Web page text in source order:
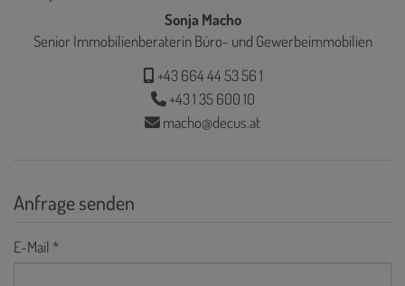
Sonja Macho
Senior Immobilienberaterin Büro- und Gewerbeimmobilien
+43 664 44 53 56 1
+43 1 35 600 10
macho@decus.at
Anfrage senden
E-Mail